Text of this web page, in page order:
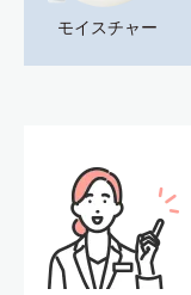
モイスチャー